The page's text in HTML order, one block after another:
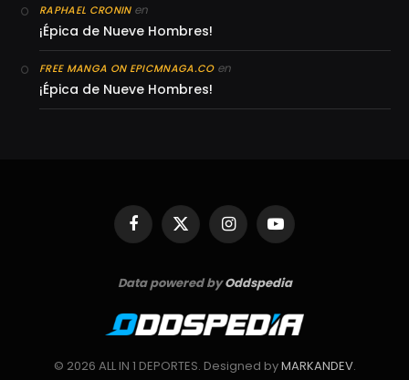
RAPHAEL CRONINen
¡Épica de Nueve Hombres!
FREE MANGA ON EPICMNAGA.COen
¡Épica de Nueve Hombres!
Facebook
X
(Twitter)
InstagramYouTube
Data powered byOddspedia
© 2026 ALL IN 1 DEPORTES. Designed byMARKANDEV.